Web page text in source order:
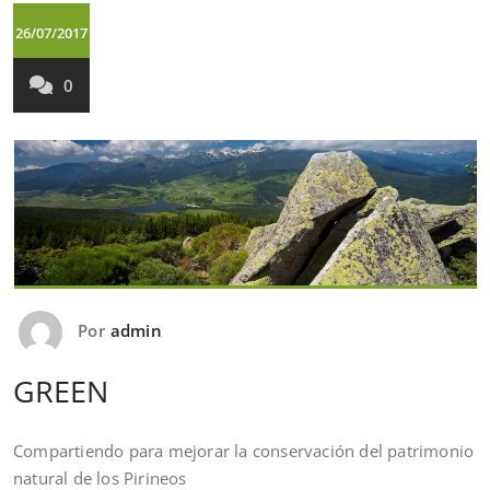
26/07/2017
0
Por admin
GREEN
Compartiendo para mejorar la conservación del patrimonio
natural de los Pirineos